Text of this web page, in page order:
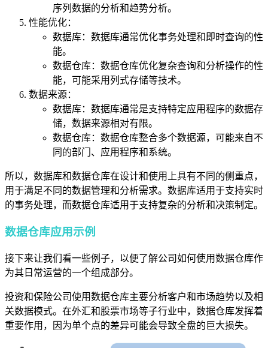
序列数据的分析和趋势分析。
性能优化：
数据库：数据库通常优化事务处理和即时查询的性
能。
数据仓库：数据仓库优化复杂查询和分析操作的性
能，可能采用列式存储等技术。
数据来源：
数据库：数据库通常是支持特定应用程序的数据存
储，数据来源相对有限。
数据仓库：数据仓库整合多个数据源，可能来自不
同的部门、应用程序和系统。
所以，数据库和数据仓库在设计和使用上具有不同的侧重点，
用于满足不同的数据管理和分析需求。数据库适用于支持实时
的事务处理，而数据仓库适用于支持复杂的分析和决策制定。
数据仓库应用示例
接下来让我们看一些例子，以便了解公司如何使用数据仓库作
为其日常运营的一个组成部分。
投资和保险公司使用数据仓库主要分析客户和市场趋势以及相
关数据模式。在外汇和股票市场等子行业中，数据仓库发挥着
重要作用，因为单个点的差异可能会导致全盘的巨大损失。